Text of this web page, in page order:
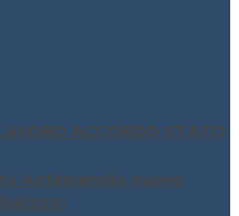
ACCORDO STATO
Antincendio nuovo
2021